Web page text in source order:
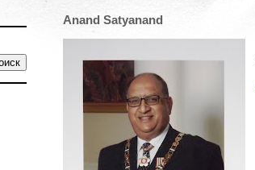
Anand Satyanand